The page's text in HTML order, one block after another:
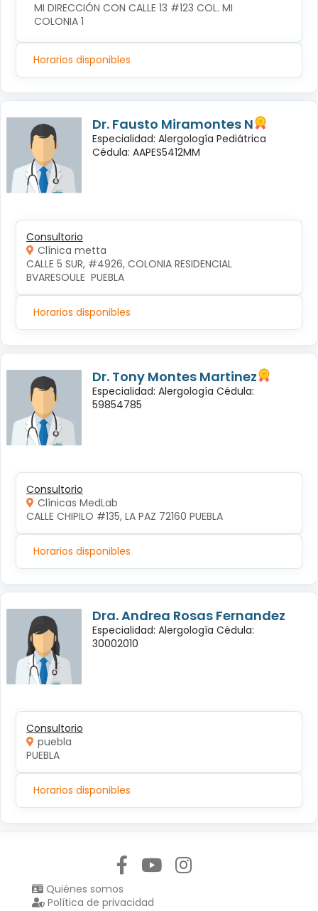
MI DIRECCIÓN CON CALLE 13 #123 COL. MI
COLONIA 1
Horarios disponibles
Dr. Fausto Miramontes N
Especialidad: Alergología Pediátrica
Cédula: AAPES5412MM
Consultorio
Clínica metta
CALLE 5 SUR, #4926, COLONIA RESIDENCIAL
BVARESOULE  PUEBLA
Horarios disponibles
Dr. Tony Montes Martinez
Especialidad: Alergología Cédula:
59854785
Consultorio
Clínicas MedLab
CALLE CHIPILO #135, LA PAZ 72160 PUEBLA
Horarios disponibles
Dra. Andrea Rosas Fernandez
Especialidad: Alergología Cédula:
30002010
Consultorio
puebla
PUEBLA
Horarios disponibles
Quiénes somos
Política de privacidad